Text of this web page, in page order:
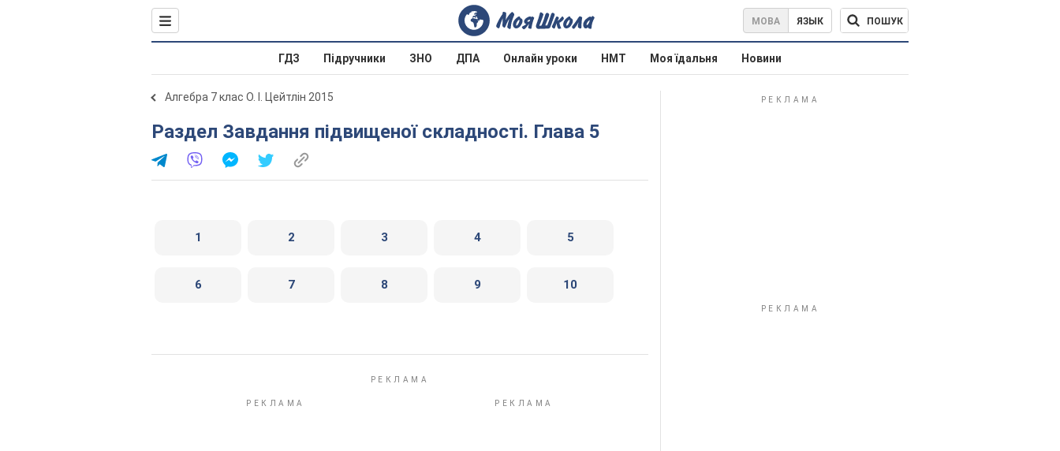
МОВА ЯЗЫК ПОШУК
ГДЗ Підручники ЗНО ДПА Онлайн уроки НМТ Моя їдальня Новини
Алгебра 7 клас О. І. Цейтлін 2015
Раздел Завдання підвищеної складностi. Глава 5
1 2 3 4 5
6 7 8 9 10